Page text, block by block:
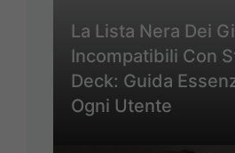
La Lista Nera Dei
Incompatibili Con
Deck: Guida
Ogni Utente